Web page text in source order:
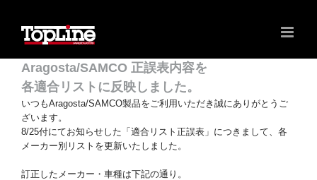
Aragosta/SAMCO 正誤表内容を
各適合リストに反映しました。
いつもAragosta/SAMCO製品をご利用いただき誠にありがとうご
ざいます。
8/25付にてお知らせした「適合リスト正誤表」につきまして、各
メーカー別リストを更新いたしました。
訂正したメーカー・車種は下記の通り。